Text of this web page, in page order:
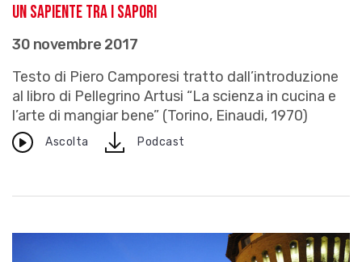
Un sapiente tra i sapori
30 novembre 2017
Testo di Piero Camporesi tratto dall’introduzione
al libro di Pellegrino Artusi “La scienza in cucina e
l’arte di mangiar bene” (Torino, Einaudi, 1970)
Ascolta downloadPodcast